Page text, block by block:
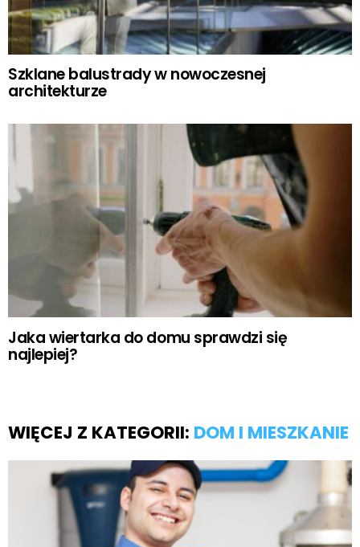
Szklane balustrady w nowoczesnej
architekturze
Jaka wiertarka do domu sprawdzi się
najlepiej?
WIĘCEJ Z KATEGORII: DOM I MIESZKANIE